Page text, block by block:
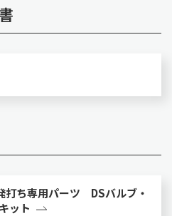
打ち専用パーツ DSバルブ・
ット